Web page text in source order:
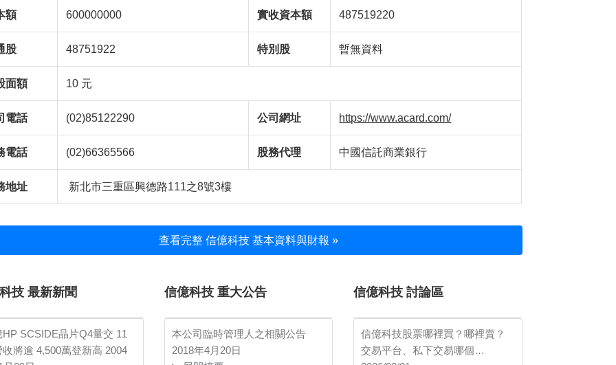
額 600000000 實收資本額 487519220
股 48751922 特別股 暫無資料
面額 10 元
電話 (02)85122290 公司網址 https://www.acard.com/
電話 (02)66365566 股務代理 中國信託商業銀行
地址 新北市三重區興德路111之8號3樓
查看完整 信億科技 基本資料與財報 »
技 最新新聞
HP SCSIDE晶片Q4量交 11
收將逾 4,500萬登新高 2004
信億科技 重大公告
本公司臨時管理人之相關公告
2018年4月20日
信億科技 討論區
信億科技股票哪裡買？哪裡賣？
交易平台、私下交易哪個…